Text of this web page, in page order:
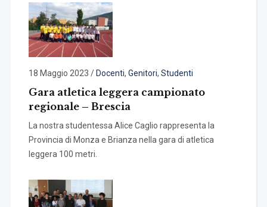
18 Maggio 2023 / Docenti, Genitori, Studenti
Gara atletica leggera campionato
regionale – Brescia
La nostra studentessa Alice Caglio rappresenta la
Provincia di Monza e Brianza nella gara di atletica
leggera 100 metri.